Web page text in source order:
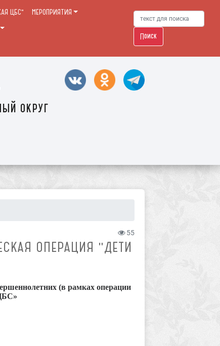
округ
ЦБС"
МЕРОПРИЯТИЯ
Поиск
55
ОПЕРАЦИЯ "ДЕТИ
(в рамках операции